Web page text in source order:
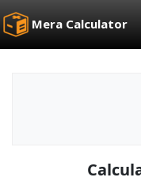
Mera Calculator